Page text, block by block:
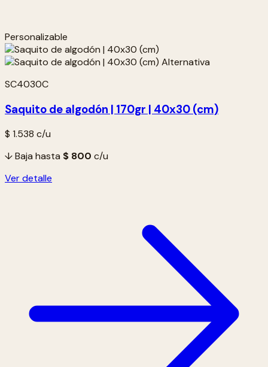
Personalizable
SC4030C
Saquito de algodón | 170gr | 40x30 (cm)
$ 1.538 c/u
↓ Baja hasta $ 800 c/u
Ver detalle